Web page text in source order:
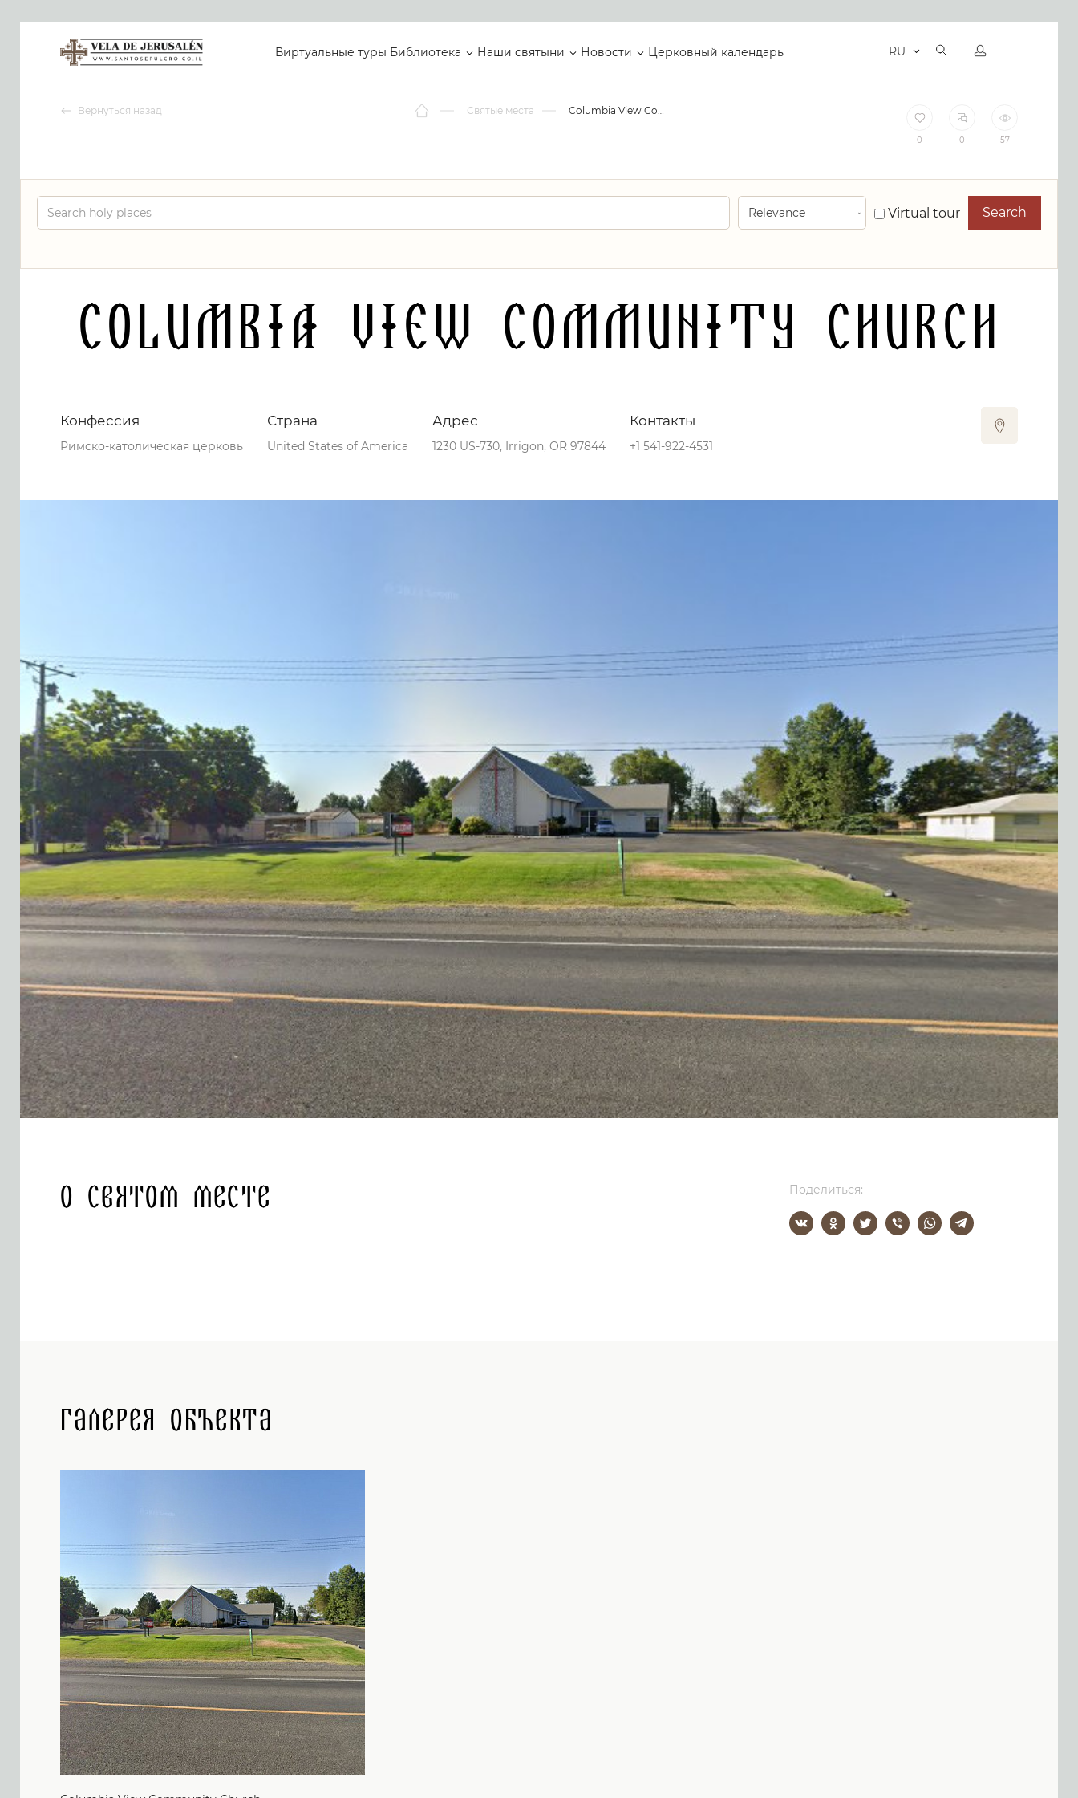
Виртуальные туры Библиотека Наши святыни Новости Церковный календарь RU
Вернуться назад Святые места Columbia View Community Church
0 0 57
Virtual tour Search
Columbia View Community Church
Конфессия
Римско-католическая церковь
Страна
United States of America
Адрес
1230 US-730, Irrigon, OR 97844
Контакты
+1 541-922-4531
О святом месте Поделиться:
Галерея объекта